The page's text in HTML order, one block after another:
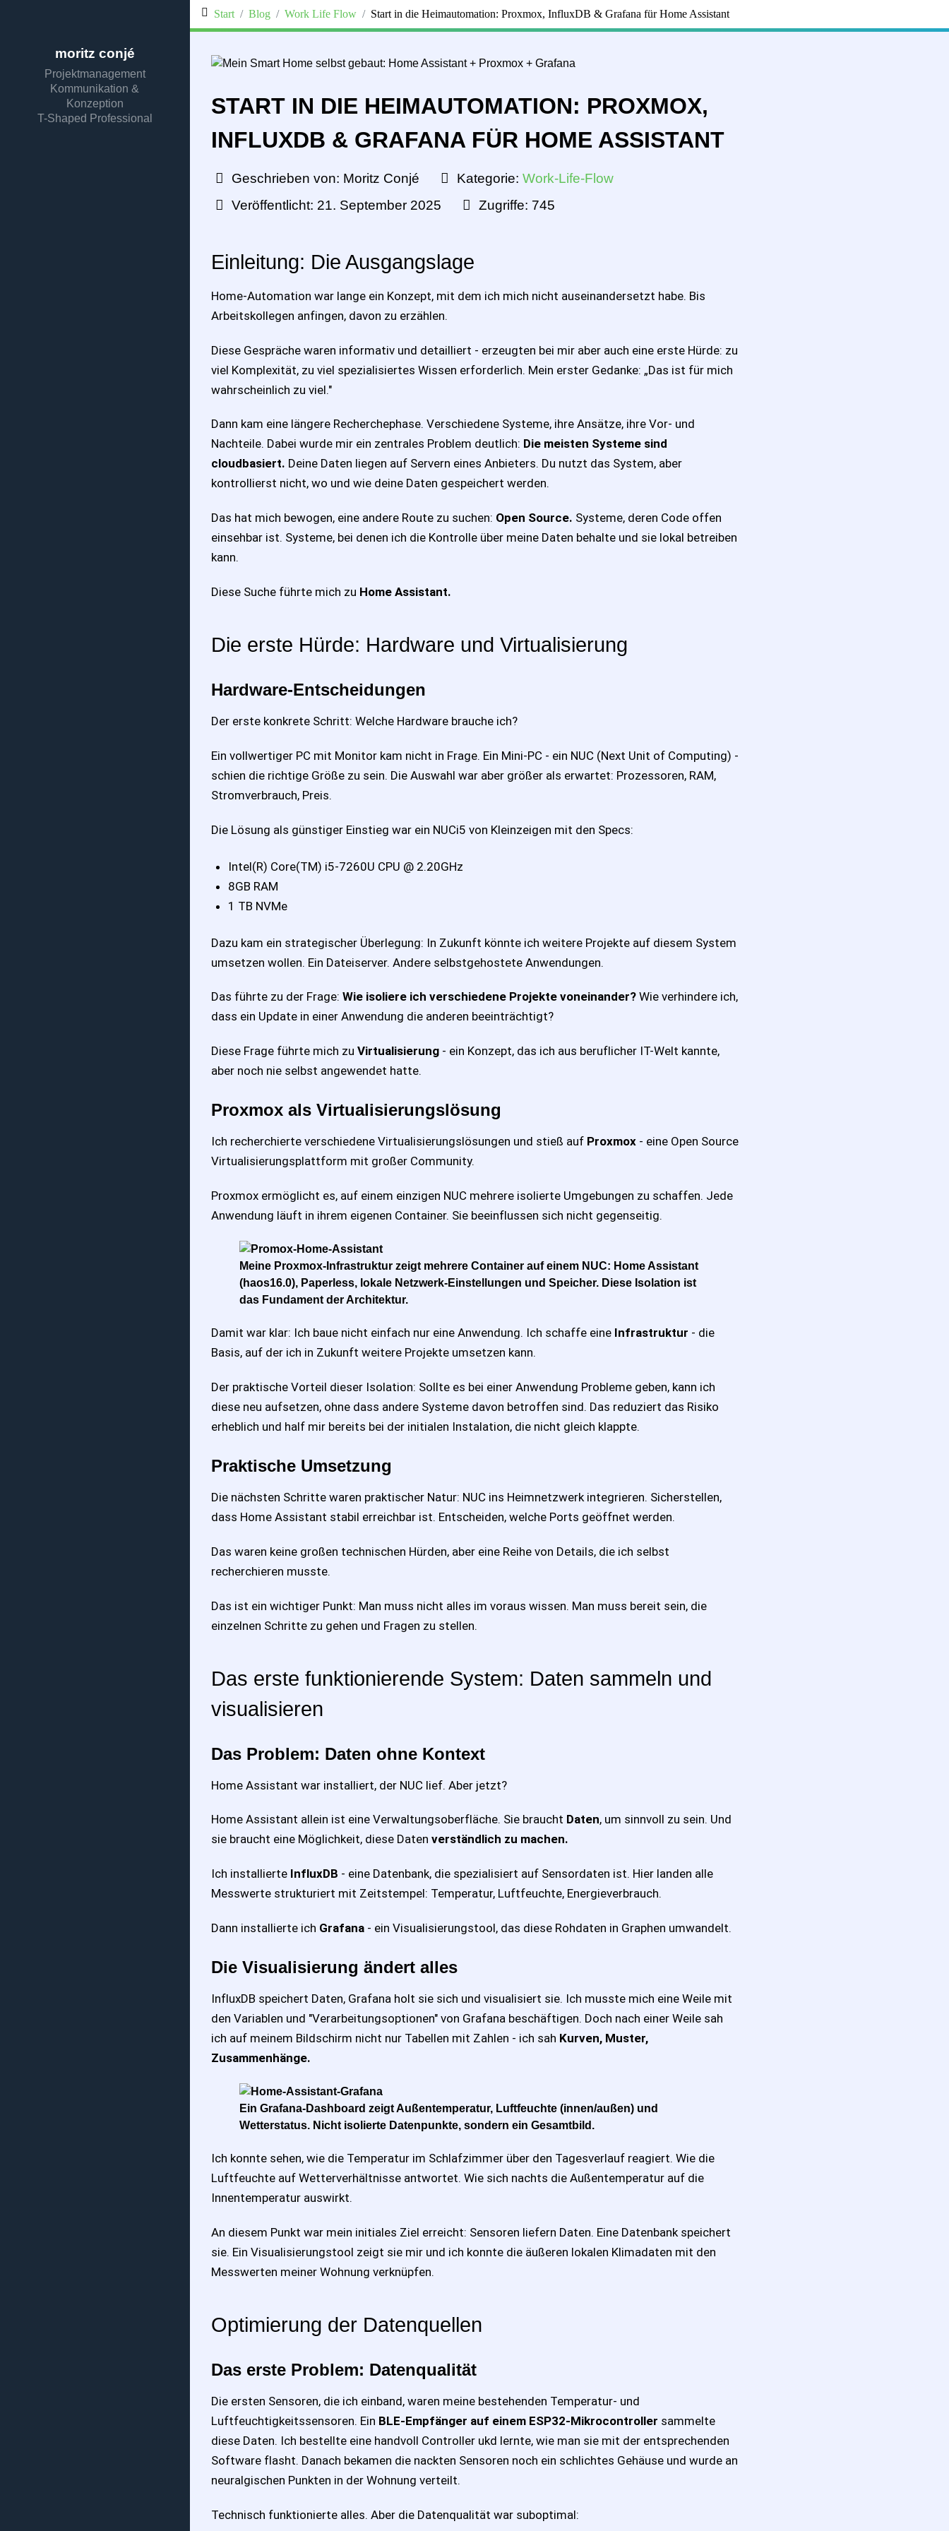
moritz conjé
Projektmanagement
Kommunikation &
Konzeption
T-Shaped Professional
Start Blog Work Life Flow Start in die Heimautomation: Proxmox, InfluxDB & Grafana für Home Assistant
START IN DIE HEIMAUTOMATION: PROXMOX,
INFLUXDB & GRAFANA FÜR HOME ASSISTANT
Geschrieben von: Moritz Conjé Kategorie: Work-Life-Flow
Veröffentlicht: 21. September 2025
Zugriffe: 745
Einleitung: Die Ausgangslage
Home-Automation war lange ein Konzept, mit dem ich mich nicht auseinandersetzt habe. Bis
Arbeitskollegen anfingen, davon zu erzählen.
Diese Gespräche waren informativ und detailliert - erzeugten bei mir aber auch eine erste Hürde: zu
viel Komplexität, zu viel spezialisiertes Wissen erforderlich. Mein erster Gedanke: „Das ist für mich
wahrscheinlich zu viel."
Dann kam eine längere Recherchephase. Verschiedene Systeme, ihre Ansätze, ihre Vor- und
Nachteile. Dabei wurde mir ein zentrales Problem deutlich: Die meisten Systeme sind
cloudbasiert. Deine Daten liegen auf Servern eines Anbieters. Du nutzt das System, aber
kontrollierst nicht, wo und wie deine Daten gespeichert werden.
Das hat mich bewogen, eine andere Route zu suchen: Open Source. Systeme, deren Code offen
einsehbar ist. Systeme, bei denen ich die Kontrolle über meine Daten behalte und sie lokal betreiben
kann.
Diese Suche führte mich zu Home Assistant.
Die erste Hürde: Hardware und Virtualisierung
Hardware-Entscheidungen
Der erste konkrete Schritt: Welche Hardware brauche ich?
Ein vollwertiger PC mit Monitor kam nicht in Frage. Ein Mini-PC - ein NUC (Next Unit of Computing) -
schien die richtige Größe zu sein. Die Auswahl war aber größer als erwartet: Prozessoren, RAM,
Stromverbrauch, Preis.
Die Lösung als günstiger Einstieg war ein NUCi5 von Kleinzeigen mit den Specs:
Intel(R) Core(TM) i5-7260U CPU @ 2.20GHz
8GB RAM
1 TB NVMe
Dazu kam ein strategischer Überlegung: In Zukunft könnte ich weitere Projekte auf diesem System
umsetzen wollen. Ein Dateiserver. Andere selbstgehostete Anwendungen.
Das führte zu der Frage: Wie isoliere ich verschiedene Projekte voneinander?Wie verhindere ich,
dass ein Update in einer Anwendung die anderen beeinträchtigt?
Diese Frage führte mich zu Virtualisierung- ein Konzept, das ich aus beruflicher IT-Welt kannte,
aber noch nie selbst angewendet hatte.
Proxmox als Virtualisierungslösung
Ich recherchierte verschiedene Virtualisierungslösungen und stieß auf Proxmox- eine Open Source
Virtualisierungsplattform mit großer Community.
Proxmox ermöglicht es, auf einem einzigen NUC mehrere isolierte Umgebungen zu schaffen. Jede
Anwendung läuft in ihrem eigenen Container. Sie beeinflussen sich nicht gegenseitig.
Meine Proxmox-Infrastruktur zeigt mehrere Container auf einem NUC: Home Assistant
(haos16.0), Paperless, lokale Netzwerk-Einstellungen und Speicher. Diese Isolation ist
das Fundament der Architektur.
Damit war klar: Ich baue nicht einfach nur eine Anwendung. Ich schaffe eine Infrastruktur - die
Basis, auf der ich in Zukunft weitere Projekte umsetzen kann.
Der praktische Vorteil dieser Isolation: Sollte es bei einer Anwendung Probleme geben, kann ich
diese neu aufsetzen, ohne dass andere Systeme davon betroffen sind. Das reduziert das Risiko
erheblich und half mir bereits bei der initialen Instalation, die nicht gleich klappte.
Praktische Umsetzung
Die nächsten Schritte waren praktischer Natur: NUC ins Heimnetzwerk integrieren. Sicherstellen,
dass Home Assistant stabil erreichbar ist. Entscheiden, welche Ports geöffnet werden.
Das waren keine großen technischen Hürden, aber eine Reihe von Details, die ich selbst
recherchieren musste.
Das ist ein wichtiger Punkt: Man muss nicht alles im voraus wissen. Man muss bereit sein, die
einzelnen Schritte zu gehen und Fragen zu stellen.
Das erste funktionierende System: Daten sammeln und
visualisieren
Das Problem: Daten ohne Kontext
Home Assistant war installiert, der NUC lief. Aber jetzt?
Home Assistant allein ist eine Verwaltungsoberfläche. Sie braucht Daten, um sinnvoll zu sein. Und
sie braucht eine Möglichkeit, diese Daten verständlich zu machen.
Ich installierte InfluxDB - eine Datenbank, die spezialisiert auf Sensordaten ist. Hier landen alle
Messwerte strukturiert mit Zeitstempel: Temperatur, Luftfeuchte, Energieverbrauch.
Dann installierte ich Grafana- ein Visualisierungstool, das diese Rohdaten in Graphen umwandelt.
Die Visualisierung ändert alles
InfluxDB speichert Daten, Grafana holt sie sich und visualisiert sie. Ich musste mich eine Weile mit
den Variablen und "Verarbeitungsoptionen" von Grafana beschäftigen. Doch nach einer Weile sah
ich auf meinem Bildschirm nicht nur Tabellen mit Zahlen - ich sah Kurven, Muster,
Zusammenhänge.
Ein Grafana-Dashboard zeigt Außentemperatur, Luftfeuchte (innen/außen) und
Wetterstatus. Nicht isolierte Datenpunkte, sondern ein Gesamtbild.
Ich konnte sehen, wie die Temperatur im Schlafzimmer über den Tagesverlauf reagiert. Wie die
Luftfeuchte auf Wetterverhältnisse antwortet. Wie sich nachts die Außentemperatur auf die
Innentemperatur auswirkt.
An diesem Punkt war mein initiales Ziel erreicht: Sensoren liefern Daten. Eine Datenbank speichert
sie. Ein Visualisierungstool zeigt sie mir und ich konnte die äußeren lokalen Klimadaten mit den
Messwerten meiner Wohnung verknüpfen.
Optimierung der Datenquellen
Das erste Problem: Datenqualität
Die ersten Sensoren, die ich einband, waren meine bestehenden Temperatur- und
Luftfeuchtigkeitssensoren. Ein BLE-Empfänger auf einem ESP32-Mikrocontroller sammelte
diese Daten. Ich bestellte eine handvoll Controller ukd lernte, wie man sie mit der entsprechenden
Software flasht. Danach bekamen die nackten Sensoren noch ein schlichtes Gehäuse und wurde an
neuralgischen Punkten in der Wohnung verteilt.
Technisch funktionierte alles. Aber die Datenqualität war suboptimal: